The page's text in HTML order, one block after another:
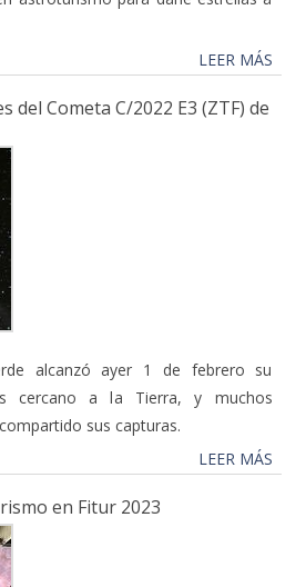
LEER MÁS
del Cometa C/2022 E3 (ZTF) de
alcanzó ayer 1 de febrero su
cercano a la Tierra, y muchos
sus capturas.
LEER MÁS
en Fitur 2023